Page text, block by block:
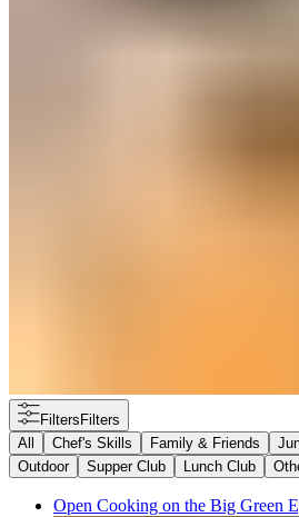
FiltersFilters
All
Chef's Skills​​​​‌ ‍ ​‍​‍‌‍ ‌ ​‍‌‍‍‌‌‍‌ ‌‍‍‌‌‍ ‍​‍​‍​ ‍‍​‍​‍‌ ​ ‌‍​‌‌‍ ‍‌‍‍‌‌ ‌​‌ ‍‌​‍ ‍‌‍‍‌‌‍ ​‍​‍​‍ ​​‍​‍‌‍‍​‌ ​‍‌‍‌‌‌‍‌‍​‍​‍​ ‍‍​‍​‍‌‍‍​‌ ‌​‌ ‌​‌ ​​‌ ​ ​ ‍‍​‍ ​‍ ‌‍ ​​‍ ‌‌‍​‌‌‍ ‍‌‍‌​​‍ ‌‌ ​‍​‍ ‌‌‍‍​‌‍ ‌ ‌​‌‍‌‌‌‍ ​‌ ​ ​‍ ‌‌ ​ ‌ ‌​‌ ‌‌‌‍‌​‌‍‍‌‌‍ ​‍ ‍‌ ‌‍‌‍‌‌‌ ​‍‌‍​ ‌‍‌‌‌‍ ​​‍ ‍‌‍​‌‌ ​​‌ ​​​‍ ‌‍‍‌‌‍ ‍‌ ‌​‌‍‌‌‌‍ ‍‌ ‌​​‍ ‌‍‌‌‌‍‌​‌‍‍‌‌ ‌​​‍ ‌‍ ‌‌‍ ‌‍‌​‌‍‌‌​ ‌‌ ​​‌ ​‍‌‍‌‌‌ ​ ‌‍‌‌‌‍ ‍‌ ‌​‌‍​‌‌ ‌​‌‍‍‌‌‍ ‌‍ ‍​ ‍ ‌‍‍‌‌‍‌​​ ‌‌‍​‌​ ‍​​ ‌​‌‍​‍​ ‍‌​ ​‌​ ​‍‌‍​‍​‍ ‌‌‍​ ​ ‍‌‌‍​‌​ ​‌​‍ ‌​ ‌​‌‍​‌​ ​‍‌‍​‌​‍ ‌​ ‍​​ ‌​​ ​‍‌‍‌‍​‍ ‌​ ​‍‌‍​‌​ ‍‌‌‍‌‍​ ​‍‌‍​ ​ ‌‍​ ‍‌‌‍​ ​ ​ ​ ‌ ​ ​‌​ ‍ ‌ ‌​‌ ‍‌‌ ​​‌‍‌‌​ ‌‌‍‍​‌‍ ‌ ‌​‌‍‌‌‌‍ ​‌​​ ‌‍ ​‌‍​‌‌ ​ ‌ ​ ‌​​ ‌‍​‌‌ ‌​‌‍‌‌‌‍‌ ‌‍ ‌ ​‍‌ ‍‌​ ‍ ‌ ​​‌‍​‌‌ ‌​‌‍‍​​ ‌‌ ‌​‌‍‍‌‌ ‌​‌‍ ​‌‍‌‌​ ‌‍​‍‌‍​‌‌ ​ ‌‍‌‌‌‌‌‌‌ ​‍‌‍ ​​ ‌‌‍‍​‌ ‌​‌ ‌​‌ ​​‌ ​ ​‍‌‌​ ​ ‌​​‌​‍‌‌​ ​‍‌​‌‍​‍‌‌​ ​‍‌​‌‍‌‍ ​​‍ ‌‌‍​‌‌‍ ‍‌‍‌​​‍ ‌‌ ​‍​‍ ‌‌‍‍​‌‍ ‌ ‌​‌‍‌‌‌‍ ​‌ ​ ​‍ ‌‌ ​ ‌ ‌​‌ ‌‌‌‍‌​‌‍‍‌‌‍ ​‍ ‍‌ ‌‍‌‍‌‌‌ ​‍‌‍​ ‌‍‌‌‌‍ ​​‍ ‍‌‍​‌‌ ​​‌ ​​​‍‌‍‌‍‍‌‌‍‌​​ ‌‌‍​‌​ ‍​​ ‌​‌‍​‍​ ‍‌​ ​‌​ ​‍‌‍​‍​‍ ‌‌‍​ ​ ‍‌‌‍​‌​ ​‌​‍ ‌​ ‌​‌‍​‌​ ​‍‌‍​‌​‍ ‌​ ‍​​ ‌​​ ​‍‌‍‌‍​‍ ‌​ ​‍‌‍​‌​ ‍‌‌‍‌‍​ ​‍‌‍​ ​ ‌‍​ ‍‌‌‍​ ​ ​ ​ ‌ ​ ​‌​‍‌‍‌ ‌​‌ ‍‌‌ ​​‌‍‌‌​ ‌‌‍‍​‌‍ ‌ ‌​‌‍‌‌‌‍ ​‌​​ ‌‍ ​‌‍​‌‌ ​ ‌ ​ ‌​​ ‌‍​‌‌ ‌​‌‍‌‌‌‍‌ ‌‍ ‌ ​‍‌ ‍‌​‍‌‍‌ ​​‌‍​‌‌ ‌​‌‍‍​​ ‌‌ ‌​‌‍‍‌‌ ‌​‌‍ ​‌‍‌‌​‍‌‍‌ ​​‌‍‌‌‌ ​‍‌ ​ ‌ ​​‌‍‌‌‌‍​ ‌ ‌​‌‍‍‌‌ ‌‍‌‍‌‌​ ‌‌ ​​‌ ‌‌‌‍​‍‌‍ ​‌‍‍‌‌ ​ ‌‍‍​‌‍‌‌‌‍‌​​‍​‍‌ ‌ Family & Friends​​​​‌ ‍ ​‍​‍‌‍ ‌ ​‍‌‍‍‌‌‍‌ ‌‍‍‌‌‍ ‍​‍​‍​ ‍‍​‍​‍‌ ​ ‌‍​‌‌‍ ‍‌‍‍‌‌ ‌​‌ ‍‌​‍ ‍‌‍‍‌‌‍ ​‍​‍​‍ ​​‍​‍‌‍‍​‌ ​‍‌‍‌‌‌‍‌‍​‍​‍​ ‍‍​‍​‍‌‍‍​‌ ‌​‌ ‌​‌ ​​‌ ​ ​ ‍‍​‍ ​‍ ‌‍ ​​‍ ‌‌‍​‌‌‍ ‍‌‍‌​​‍ ‌‌ ​‍​‍ ‌‌‍‍​‌‍ ‌ ‌​‌‍‌‌‌‍ ​‌ ​ ​‍ ‌‌ ​ ‌ ‌​‌ ‌‌‌‍‌​‌‍‍‌‌‍ ​‍ ‍‌ ‌‍‌‍‌‌‌ ​‍‌‍​ ‌‍‌‌‌‍ ​​‍ ‍‌‍​‌‌ ​​‌ ​​​‍ ‌‍‍‌‌‍ ‍‌ ‌​‌‍‌‌‌‍ ‍‌ ‌​​‍ ‌‍‌‌‌‍‌​‌‍‍‌‌ ‌​​‍ ‌‍ ‌‌‍ ‌‍‌​‌‍‌‌​ ‌‌ ​​‌ ​‍‌‍‌‌‌ ​ ‌‍‌‌‌‍ ‍‌ ‌​‌‍​‌‌ ‌​‌‍‍‌‌‍ ‌‍ ‍​ ‍ ‌‍‍‌‌‍‌​​ ‌‌‍‌‍‌‍​ ​ ​‍​ ‍​​ ‌ ​ ‌‌​ ‍‌‌‍​‌​‍ ‌‌‍‌​‌‍​ ‌‍​ ‌‍​‍​‍ ‌​ ‌​‌‍‌‌​ ‌‍‌‍‌‍​‍ ‌​ ‍​‌‍​ ‌‍‌​‌‍‌​​‍ ‌‌‍​‍​ ​‌‌‍​‍​ ​​​ ‌ ‌‍‌‌​ ‌ ​ ‌​​ ‌ ​ ​ ​ ‍​​ ​‌​ ‍ ‌ ‌​‌ ‍‌‌ ​​‌‍‌‌​ ‌‌‍‍​‌‍ ‌ ‌​‌‍‌‌‌‍ ​‌​​ ‌‍ ​‌‍​‌‌ ​ ‌ ​ ‌​​ ‌‍​‌‌ ‌​‌‍‌‌‌‍‌ ‌‍ ‌ ​‍‌ ‍‌​ ‍ ‌ ​​‌‍​‌‌ ‌​‌‍‍​​ ‌‌ ‌​‌‍‍‌‌ ‌​‌‍ ​‌‍‌‌​ ‌‍​‍‌‍​‌‌ ​ ‌‍‌‌‌‌‌‌‌ ​‍‌‍ ​​ ‌‌‍‍​‌ ‌​‌ ‌​‌ ​​‌ ​ ​‍‌‌​ ​ ‌​​‌​‍‌‌​ ​‍‌​‌‍​‍‌‌​ ​‍‌​‌‍‌‍ ​​‍ ‌‌‍​‌‌‍ ‍‌‍‌​​‍ ‌‌ ​‍​‍ ‌‌‍‍​‌‍ ‌ ‌​‌‍‌‌‌‍ ​‌ ​ ​‍ ‌‌ ​ ‌ ‌​‌ ‌‌‌‍‌​‌‍‍‌‌‍ ​‍ ‍‌ ‌‍‌‍‌‌‌ ​‍‌‍​ ‌‍‌‌‌‍ ​​‍ ‍‌‍​‌‌ ​​‌ ​​​‍‌‍‌‍‍‌‌‍‌​​ ‌‌‍‌‍‌‍​ ​ ​‍​ ‍​​ ‌ ​ ‌‌​ ‍‌‌‍​‌​‍ ‌‌‍‌​‌‍​ ‌‍​ ‌‍​‍​‍ ‌​ ‌​‌‍‌‌​ ‌‍‌‍‌‍​‍ ‌​ ‍​‌‍​ ‌‍‌​‌‍‌​​‍ ‌‌‍​‍​ ​‌‌‍​‍​ ​​​ ‌ ‌‍‌‌​ ‌ ​ ‌​​ ‌ ​ ​ ​ ‍​​ ​‌​‍‌‍‌ ‌​‌ ‍‌‌ ​​‌‍‌‌​ ‌‌‍‍​‌‍ ‌ ‌​‌‍‌‌‌‍ ​‌​​ ‌‍ ​‌‍​‌‌ ​ ‌ ​ ‌​​ ‌‍​‌‌ ‌​‌‍‌‌‌‍‌ ‌‍ ‌ ​‍‌ ‍‌​‍‌‍‌ ​​‌‍​‌‌ ‌​‌‍‍​​ ‌‌ ‌​‌‍‍‌‌ ‌​‌‍ ​‌‍‌‌​‍‌‍‌ ​​‌‍‌‌‌ ​‍‌ ​ ‌ ​​‌‍‌‌‌‍​ ‌ ‌​‌‍‍‌‌ ‌‍‌‍‌‌​ ‌‌ ​​‌ ‌‌‌‍​‍‌‍ ​‌‍‍‌‌ ​ ‌‍‍​‌‍‌‌‌‍‌​​‍​‍‌ ‌ Junior Chef​​​​‌
Outdoor​​​​‌ ‍ ​‍​‍‌‍ ‌ ​‍‌‍‍‌‌‍‌ ‌‍‍‌‌‍ ‍​‍​‍​ ‍‍​‍​‍‌ ​ ‌‍​‌‌‍ ‍‌‍‍‌‌ ‌​‌ ‍‌​‍ ‍‌‍‍‌‌‍ ​‍​‍​‍ ​​‍​‍‌‍‍​‌ ​‍‌‍‌‌‌‍‌‍​‍​‍​ ‍‍​‍​‍‌‍‍​‌ ‌​‌ ‌​‌ ​​‌ ​ ​ ‍‍​‍ ​‍ ‌‍ ​​‍ ‌‌‍​‌‌‍ ‍‌‍‌​​‍ ‌‌ ​‍​‍ ‌‌‍‍​‌‍ ‌ ‌​‌‍‌‌‌‍ ​‌ ​ ​‍ ‌‌ ​ ‌ ‌​‌ ‌‌‌‍‌​‌‍‍‌‌‍ ​‍ ‍‌ ‌‍‌‍‌‌‌ ​‍‌‍​ ‌‍‌‌‌‍ ​​‍ ‍‌‍​‌‌ ​​‌ ​​​‍ ‌‍‍‌‌‍ ‍‌ ‌​‌‍‌‌‌‍ ‍‌ ‌​​‍ ‌‍‌‌‌‍‌​‌‍‍‌‌ ‌​​‍ ‌‍ ‌‌‍ ‌‍‌​‌‍‌‌​ ‌‌ ​​‌ ​‍‌‍‌‌‌ ​ ‌‍‌‌‌‍ ‍‌ ‌​‌‍​‌‌ ‌​‌‍‍‌‌‍ ‌‍ ‍​ ‍ ‌‍‍‌‌‍‌​​ ‌​ ‌​‌‍​ ​ ​‌‌‍‌‍‌‍​ ‌‍​ ​ ‌‍​ ​‌​‍ ‌​ ‌ ​ ​ ‌‍‌​‌‍​‌​‍ ‌​ ‌​​ ‌ ​ ‌‍‌‍‌‌​‍ ‌‌‍​‍‌‍​ ‌‍‌‌‌‍‌​​‍ ‌​ ​‌‌‍‌​​ ‍‌​ ‌ ​ ‌ ​ ​‍​ ‌​‌‍​‌‌‍​‍​ ‍‌​ ‍‌​ ‍‌​ ‍ ‌ ‌​‌ ‍‌‌ ​​‌‍‌‌​ ‌‌‍‍​‌‍ ‌ ‌​‌‍‌‌‌‍ ​‌​​ ‌‍ ​‌‍​‌‌ ​ ‌ ​ ‌​​ ‌‍​‌‌ ‌​‌‍‌‌‌‍‌ ‌‍ ‌ ​‍‌ ‍‌​ ‍ ‌ ​​‌‍​‌‌ ‌​‌‍‍​​ ‌‌ ‌​‌‍‍‌‌ ‌​‌‍ ​‌‍‌‌​ ‌‍​‍‌‍​‌‌ ​ ‌‍‌‌‌‌‌‌‌ ​‍‌‍ ​​ ‌‌‍‍​‌ ‌​‌ ‌​‌ ​​‌ ​ ​‍‌‌​ ​ ‌​​‌​‍‌‌​ ​‍‌​‌‍​‍‌‌​ ​‍‌​‌‍‌‍ ​​‍ ‌‌‍​‌‌‍ ‍‌‍‌​​‍ ‌‌ ​‍​‍ ‌‌‍‍​‌‍ ‌ ‌​‌‍‌‌‌‍ ​‌ ​ ​‍ ‌‌ ​ ‌ ‌​‌ ‌‌‌‍‌​‌‍‍‌‌‍ ​‍ ‍‌ ‌‍‌‍‌‌‌ ​‍‌‍​ ‌‍‌‌‌‍ ​​‍ ‍‌‍​‌‌ ​​‌ ​​​‍‌‍‌‍‍‌‌‍‌​​ ‌​ ‌​‌‍​ ​ ​‌‌‍‌‍‌‍​ ‌‍​ ​ ‌‍​ ​‌​‍ ‌​ ‌ ​ ​ ‌‍‌​‌‍​‌​‍ ‌​ ‌​​ ‌ ​ ‌‍‌‍‌‌​‍ ‌‌‍​‍‌‍​ ‌‍‌‌‌‍‌​​‍ ‌​ ​‌‌‍‌​​ ‍‌​ ‌ ​ ‌ ​ ​‍​ ‌​‌‍​‌‌‍​‍​ ‍‌​ ‍‌​ ‍‌​‍‌‍‌ ‌​‌ ‍‌‌ ​​‌‍‌‌​ ‌‌‍‍​‌‍ ‌ ‌​‌‍‌‌‌‍ ​‌​​ ‌‍ ​‌‍​‌‌ ​ ‌ ​ ‌​​ ‌‍​‌‌ ‌​‌‍‌‌‌‍‌ ‌‍ ‌ ​‍‌ ‍‌​‍‌‍‌ ​​‌‍​‌‌ ‌​‌‍‍​​ ‌‌ ‌​‌‍‍‌‌ ‌​‌‍ ​‌‍‌‌​‍‌‍‌ ​​‌‍‌‌‌ ​‍‌ ​ ‌ ​​‌‍‌‌‌‍​ ‌ ‌​‌‍‍‌‌ ‌‍‌‍‌‌​ ‌‌ ​​‌ ‌‌‌‍​‍‌‍ ​‌‍‍‌‌ ​ ‌‍‍​‌‍‌‌‌‍‌​​‍​‍‌ ‌
Supper Club​​​​‌ ‍ ​‍​‍‌‍ ‌ ​‍‌‍‍‌‌‍‌ ‌‍‍‌‌‍ ‍​‍​‍​ ‍‍​‍​‍‌ ​ ‌‍​‌‌‍ ‍‌‍‍‌‌ ‌​‌ ‍‌​‍ ‍‌‍‍‌‌‍ ​‍​‍​‍ ​​‍​‍‌‍‍​‌ ​‍‌‍‌‌‌‍‌‍​‍​‍​ ‍‍​‍​‍‌‍‍​‌ ‌​‌ ‌​‌ ​​‌ ​ ​ ‍‍​‍ ​‍ ‌‍ ​​‍ ‌‌‍​‌‌‍ ‍‌‍‌​​‍ ‌‌ ​‍​‍ ‌‌‍‍​‌‍ ‌ ‌​‌‍‌‌‌‍ ​‌ ​ ​‍ ‌‌ ​ ‌ ‌​‌ ‌‌‌‍‌​‌‍‍‌‌‍ ​‍ ‍‌ ‌‍‌‍‌‌‌ ​‍‌‍​ ‌‍‌‌‌‍ ​​‍ ‍‌‍​‌‌ ​​‌ ​​​‍ ‌‍‍‌‌‍ ‍‌ ‌​‌‍‌‌‌‍ ‍‌ ‌​​‍ ‌‍‌‌‌‍‌​‌‍‍‌‌ ‌​​‍ ‌‍ ‌‌‍ ‌‍‌​‌‍‌‌​ ‌‌ ​​‌ ​‍‌‍‌‌‌ ​ ‌‍‌‌‌‍ ‍‌ ‌​‌‍​‌‌ ‌​‌‍‍‌‌‍ ‌‍ ‍​ ‍ ‌‍‍‌‌‍‌​​ ‌‌‍​ ​ ​ ‌‍‌​​ ​ ​ ‌​​ ​​​ ​‌​ ‌‌​‍ ‌​ ​ ​ ‌‌‌‍​ ​ ​ ​‍ ‌​ ‌​‌‍‌​​ ​ ​ ​‌​‍ ‌‌‍​‍‌‍‌‍​ ​‍​ ​​​‍ ‌‌‍​ ​ ​​​ ‍‌‌‍​‌​ ‌‍​ ‌ ‌‍​ ‌‍​ ​ ​​​ ‌​​ ​​​ ‌‌​ ‍ ‌ ‌​‌ ‍‌‌ ​​‌‍‌‌​ ‌‌‍‍​‌‍ ‌ ‌​‌‍‌‌‌‍ ​‌​​ ‌‍ ​‌‍​‌‌ ​ ‌ ​ ‌​​ ‌‍​‌‌ ‌​‌‍‌‌‌‍‌ ‌‍ ‌ ​‍‌ ‍‌​ ‍ ‌ ​​‌‍​‌‌ ‌​‌‍‍​​ ‌‌ ‌​‌‍‍‌‌ ‌​‌‍ ​‌‍‌‌​ ‌‍​‍‌‍​‌‌ ​ ‌‍‌‌‌‌‌‌‌ ​‍‌‍ ​​ ‌‌‍‍​‌ ‌​‌ ‌​‌ ​​‌ ​ ​‍‌‌​ ​ ‌​​‌​‍‌‌​ ​‍‌​‌‍​‍‌‌​ ​‍‌​‌‍‌‍ ​​‍ ‌‌‍​‌‌‍ ‍‌‍‌​​‍ ‌‌ ​‍​‍ ‌‌‍‍​‌‍ ‌ ‌​‌‍‌‌‌‍ ​‌ ​ ​‍ ‌‌ ​ ‌ ‌​‌ ‌‌‌‍‌​‌‍‍‌‌‍ ​‍ ‍‌ ‌‍‌‍‌‌‌ ​‍‌‍​ ‌‍‌‌‌‍ ​​‍ ‍‌‍​‌‌ ​​‌ ​​​‍‌‍‌‍‍‌‌‍‌​​ ‌‌‍​ ​ ​ ‌‍‌​​ ​ ​ ‌​​ ​​​ ​‌​ ‌‌​‍ ‌​ ​ ​ ‌‌‌‍​ ​ ​ ​‍ ‌​ ‌​‌‍‌​​ ​ ​ ​‌​‍ ‌‌‍​‍‌‍‌‍​ ​‍​ ​​​‍ ‌‌‍​ ​ ​​​ ‍‌‌‍​‌​ ‌‍​ ‌ ‌‍​ ‌‍​ ​ ​​​ ‌​​ ​​​ ‌‌​‍‌‍‌ ‌​‌ ‍‌‌ ​​‌‍‌‌​ ‌‌‍‍​‌‍ ‌ ‌​‌‍‌‌‌‍ ​‌​​ ‌‍ ​‌‍​‌‌ ​ ‌ ​ ‌​​ ‌‍​‌‌ ‌​‌‍‌‌‌‍‌ ‌‍ ‌ ​‍‌ ‍‌​‍‌‍‌ ​​‌‍​‌‌ ‌​‌‍‍​​ ‌‌ ‌​‌‍‍‌‌ ‌​‌‍ ​‌‍‌‌​‍‌‍‌ ​​‌‍‌‌‌ ​‍‌ ​ ‌ ​​‌‍‌‌‌‍​ ‌ ‌​‌‍‍‌‌ ‌‍‌‍‌‌​ ‌‌ ​​‌ ‌‌‌‍​‍‌‍ ​‌‍‍‌‌ ​ ‌‍‍​‌‍‌‌‌‍‌​​‍​‍‌ ‌ Lunch Club​​​​‌ ‍ ​‍​‍‌‍ ‌ ​‍‌‍‍‌‌‍‌ ‌‍‍‌‌‍ ‍​‍​‍​ ‍‍​‍​‍‌ ​ ‌‍​‌‌‍ ‍‌‍‍‌‌ ‌​‌ ‍‌​‍ ‍‌‍‍‌‌‍ ​‍​‍​‍ ​​‍​‍‌‍‍​‌ ​‍‌‍‌‌‌‍‌‍​‍​‍​ ‍‍​‍​‍‌‍‍​‌ ‌​‌ ‌​‌ ​​‌ ​ ​ ‍‍​‍ ​‍ ‌‍ ​​‍ ‌‌‍​‌‌‍ ‍‌‍‌​​‍ ‌‌ ​‍​‍ ‌‌‍‍​‌‍ ‌ ‌​‌‍‌‌‌‍ ​‌ ​ ​‍ ‌‌ ​ ‌ ‌​‌ ‌‌‌‍‌​‌‍‍‌‌‍ ​‍ ‍‌ ‌‍‌‍‌‌‌ ​‍‌‍​ ‌‍‌‌‌‍ ​​‍ ‍‌‍​‌‌ ​​‌ ​​​‍ ‌‍‍‌‌‍ ‍‌ ‌​‌‍‌‌‌‍ ‍‌ ‌​​‍ ‌‍‌‌‌‍‌​‌‍‍‌‌ ‌​​‍ ‌‍ ‌‌‍ ‌‍‌​‌‍‌‌​ ‌‌ ​​‌ ​‍‌‍‌‌‌ ​ ‌‍‌‌‌‍ ‍‌ ‌​‌‍​‌‌ ‌​‌‍‍‌‌‍ ‌‍ ‍​ ‍ ‌‍‍‌‌‍‌​​ ‌​ ​‍​ ​ ‌‍‌​‌‍​ ​ ​‍‌‍​‌​ ‌ ‌‍‌‌​‍ ‌​ ‍​​ ‌‌​ ​​​ ‌‌​‍ ‌​ ‌​‌‍​ ​ ‌ ​ ​​​‍ ‌‌‍​‍​ ‍‌‌‍‌​​ ‍​​‍ ‌​ ‌ ‌‍​‌‌‍​ ​ ​‍​ ‌ ​ ‌​​ ​ ​ ‌ ‌‍​ ‌‍​ ​ ‌‍​ ‌‍​ ‍ ‌ ‌​‌ ‍‌‌ ​​‌‍‌‌​ ‌‌‍‍​‌‍ ‌ ‌​‌‍‌‌‌‍ ​‌​​ ‌‍ ​‌‍​‌‌ ​ ‌ ​ ‌​​ ‌‍​‌‌ ‌​‌‍‌‌‌‍‌ ‌‍ ‌ ​‍‌ ‍‌​ ‍ ‌ ​​‌‍​‌‌ ‌​‌‍‍​​ ‌‌ ‌​‌‍‍‌‌ ‌​‌‍ ​‌‍‌‌​ ‌‍​‍‌‍​‌‌ ​ ‌‍‌‌‌‌‌‌‌ ​‍‌‍ ​​ ‌‌‍‍​‌ ‌​‌ ‌​‌ ​​‌ ​ ​‍‌‌​ ​ ‌​​‌​‍‌‌​ ​‍‌​‌‍​‍‌‌​ ​‍‌​‌‍‌‍ ​​‍ ‌‌‍​‌‌‍ ‍‌‍‌​​‍ ‌‌ ​‍​‍ ‌‌‍‍​‌‍ ‌ ‌​‌‍‌‌‌‍ ​‌ ​ ​‍ ‌‌ ​ ‌ ‌​‌ ‌‌‌‍‌​‌‍‍‌‌‍ ​‍ ‍‌ ‌‍‌‍‌‌‌ ​‍‌‍​ ‌‍‌‌‌‍ ​​‍ ‍‌‍​‌‌ ​​‌ ​​​‍‌‍‌‍‍‌‌‍‌​​ ‌​ ​‍​ ​ ‌‍‌​‌‍​ ​ ​‍‌‍​‌​ ‌ ‌‍‌‌​‍ ‌​ ‍​​ ‌‌​ ​​​ ‌‌​‍ ‌​ ‌​‌‍​ ​ ‌ ​ ​​​‍ ‌‌‍​‍​ ‍‌‌‍‌​​ ‍​​‍ ‌​ ‌ ‌‍​‌‌‍​ ​ ​‍​ ‌ ​ ‌​​ ​ ​ ‌ ‌‍​ ‌‍​ ​ ‌‍​ ‌‍​‍‌‍‌ ‌​‌ ‍‌‌ ​​‌‍‌‌​ ‌‌‍‍​‌‍ ‌ ‌​‌‍‌‌‌‍ ​‌​​ ‌‍ ​‌‍​‌‌ ​ ‌ ​ ‌​​ ‌‍​‌‌ ‌​‌‍‌‌‌‍‌ ‌‍ ‌ ​‍‌ ‍‌​‍‌‍‌ ​​‌‍​‌‌ ‌​‌‍‍​​ ‌‌ ‌​‌‍‍‌‌ ‌​‌‍ ​‌‍‌‌​‍‌‍‌ ​​‌‍‌‌‌ ​‍‌ ​ ‌ ​​‌‍‌‌‌‍​ ‌ ‌​‌‍‍‌‌ ‌‍‌‍‌‌​ ‌‌ ​​‌ ‌‌‌‍​‍‌‍ ​‌‍‍‌‌ ​ ‌‍‍​‌‍‌‌‌‍‌​​‍​‍‌ ‌
Open Cooking on the Big Green Egg​​​​‌